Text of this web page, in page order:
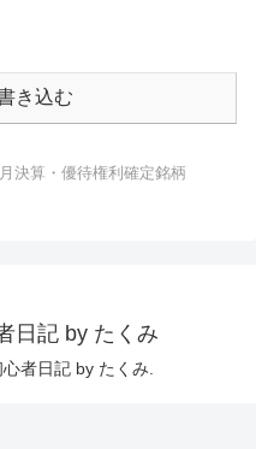
き込む
決算・優待権利確定銘柄
日記 by たくみ
者日記 by たくみ.